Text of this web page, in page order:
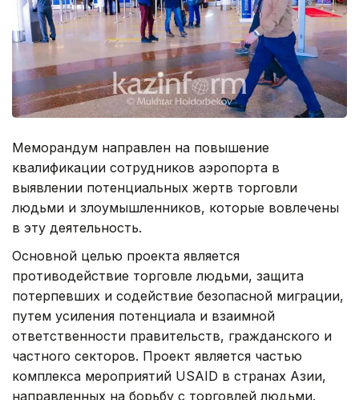
Меморандум направлен на повышение
квалификации сотрудников аэропорта в
выявлении потенциальных жертв торговли
людьми и злоумышленников, которые вовлечены
в эту деятельность.
Основной целью проекта является
противодействие торговле людьми, защита
потерпевших и содействие безопасной миграции,
путем усиления потенциала и взаимной
ответственности правительств, гражданского и
частного секторов. Проект является частью
комплекса мероприятий USAID в странах Азии,
направленных на борьбу с торговлей людьми.